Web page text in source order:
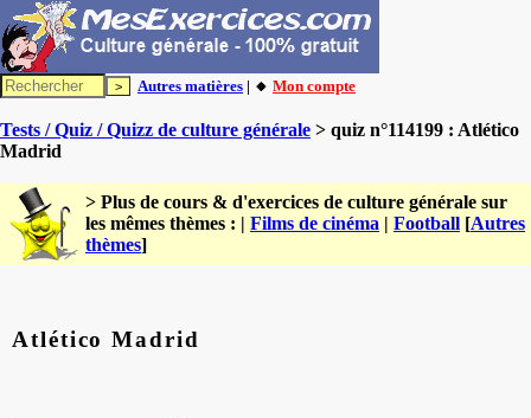
Autres matières | 🔸 Mon compte
Tests / Quiz / Quizz de culture générale > quiz n°114199 : Atlético
Madrid
> Plus de cours & d'exercices de culture générale sur
les mêmes thèmes : | Films de cinéma | Football [Autres
thèmes]
Atlético Madrid